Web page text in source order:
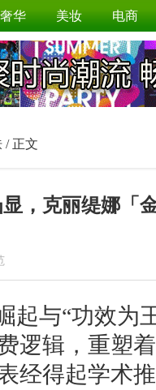
奢华 美妆 电商
/ 正文
，克丽缇娜「
起与“功效为
逻辑，重塑
经得起学术